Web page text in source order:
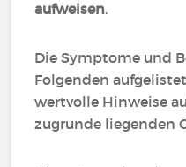
aufweisen.
Die Symptome und
Folgenden
wertvolle Hinweise
zugrunde liegenden